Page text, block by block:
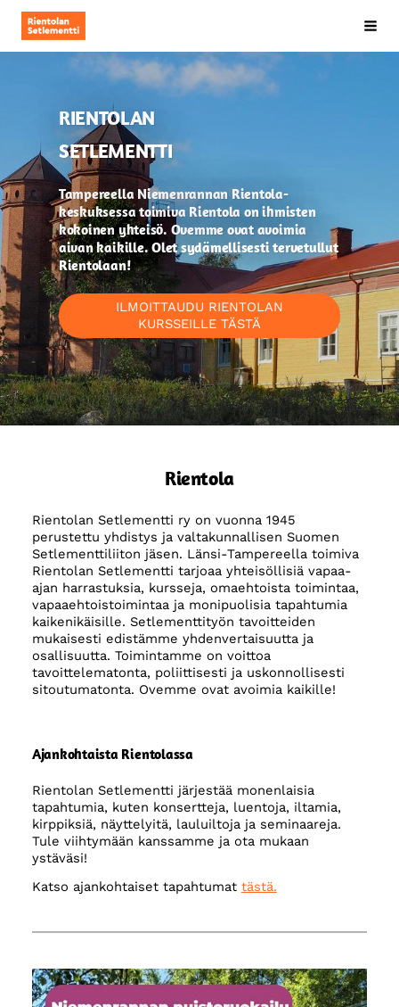
Siirry
sivun
sisältöön
Rientolan Setlementti ry
RIENTOLAN
SETLEMENTTI
Tampereella Niemenrannan Rientola-
keskuksessa toimiva Rientola on ihmisten
kokoinen yhteisö. Ovemme ovat avoimia
aivan kaikille. Olet sydämellisesti tervetullut
Rientolaan!
ILMOITTAUDU RIENTOLAN
KURSSEILLE TÄSTÄ
Rientola
Rientolan Setlementti ry on vuonna 1945
perustettu yhdistys ja valtakunnallisen Suomen
Setlementtiliiton jäsen. Länsi-Tampereella toimiva
Rientolan Setlementti tarjoaa yhteisöllisiä vapaa-
ajan harrastuksia, kursseja, omaehtoista toimintaa,
vapaaehtoistoimintaa ja monipuolisia tapahtumia
kaikenikäisille. Setlementtityön tavoitteiden
mukaisesti edistämme yhdenvertaisuutta ja
osallisuutta. Toimintamme on voittoa
tavoittelematonta, poliittisesti ja uskonnollisesti
sitoutumatonta. Ovemme ovat avoimia kaikille!
Ajankohtaista Rientolassa
Rientolan Setlementti järjestää monenlaisia
tapahtumia, kuten konsertteja, luentoja, iltamia,
kirppiksiä, näyttelyitä, lauluiltoja ja seminaareja.
Tule viihtymään kanssamme ja ota mukaan
ystäväsi!
Katso ajankohtaiset tapahtumat tästä.